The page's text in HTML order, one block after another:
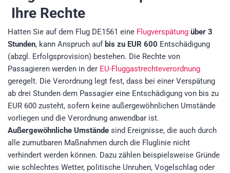
Ihre Rechte
Hatten Sie auf dem Flug DE1561 eine Flugverspätung über 3
Stunden, kann Anspruch auf bis zu EUR 600 Entschädigung
(abzgl. Erfolgsprovision) bestehen. Die Rechte von
Passagieren werden in der EU-Fluggastrechteverordnung
geregelt. Die Verordnung legt fest, dass bei einer Verspätung
ab drei Stunden dem Passagier eine Entschädigung von bis zu
EUR 600 zusteht, sofern keine außergewöhnlichen Umstände
vorliegen und die Verordnung anwendbar ist.
Außergewöhnliche Umstände sind Ereignisse, die auch durch
alle zumutbaren Maßnahmen durch die Fluglinie nicht
verhindert werden können. Dazu zählen beispielsweise Gründe
wie schlechtes Wetter, politische Unruhen, Vogelschlag oder